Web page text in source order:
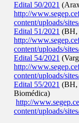
Edital 50/2021
http://
content/uploads/
Edital 51/2021 (BH,
http://
content/uploads/
Edital 54/2021
http://
content/uploads/
Edital 55/2021 (BH,
Biomédica)
http://
content/uploads/